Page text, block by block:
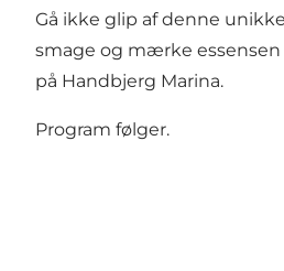
Gå ikke glip af denne
smage og mærke essensen
på Handbjerg Marina.
Program følger.